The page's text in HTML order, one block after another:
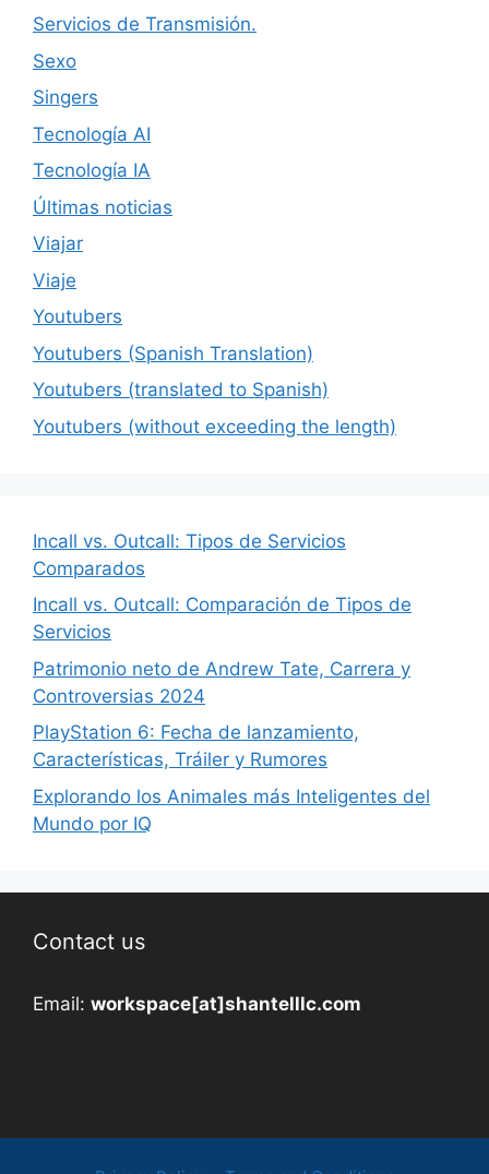
Servicios de Transmisión.
Sexo
Singers
Tecnología AI
Tecnología IA
Últimas noticias
Viajar
Viaje
Youtubers
Youtubers (Spanish Translation)
Youtubers (translated to Spanish)
Youtubers (without exceeding the length)
Incall vs. Outcall: Tipos de Servicios
Comparados
Incall vs. Outcall: Comparación de Tipos de
Servicios
Patrimonio neto de Andrew Tate, Carrera y
Controversias 2024
PlayStation 6: Fecha de lanzamiento,
Características, Tráiler y Rumores
Explorando los Animales más Inteligentes del
Mundo por IQ
Contact us
Email: workspace[at]shantelllc.com